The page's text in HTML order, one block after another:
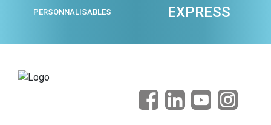
PERSONNALISABLES EXPRESS